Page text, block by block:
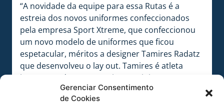
Gerenciar Consentimento
de Cookies
“A novidade da equipe para essa Rutas é a
estreia dos novos uniformes confeccionados
pela empresa Sport Xtreme, que confeccionou
um novo modelo de uniformes que ficou
espetacular, méritos a designer Tamires Radatz
que desenvolveu o lay out. Tamires é atleta
integrante da nossa equipe Feminina”.
A equipe já conquistou resultados importantes